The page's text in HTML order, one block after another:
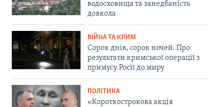
водосховища та занедбаність
довкола
ВІЙНА ТА КРИМ
Сорок днів, сорок ночей. Про
результати кримської операції з
примусу Росії до миру
ПОЛІТИКА
«Короткострокова акція